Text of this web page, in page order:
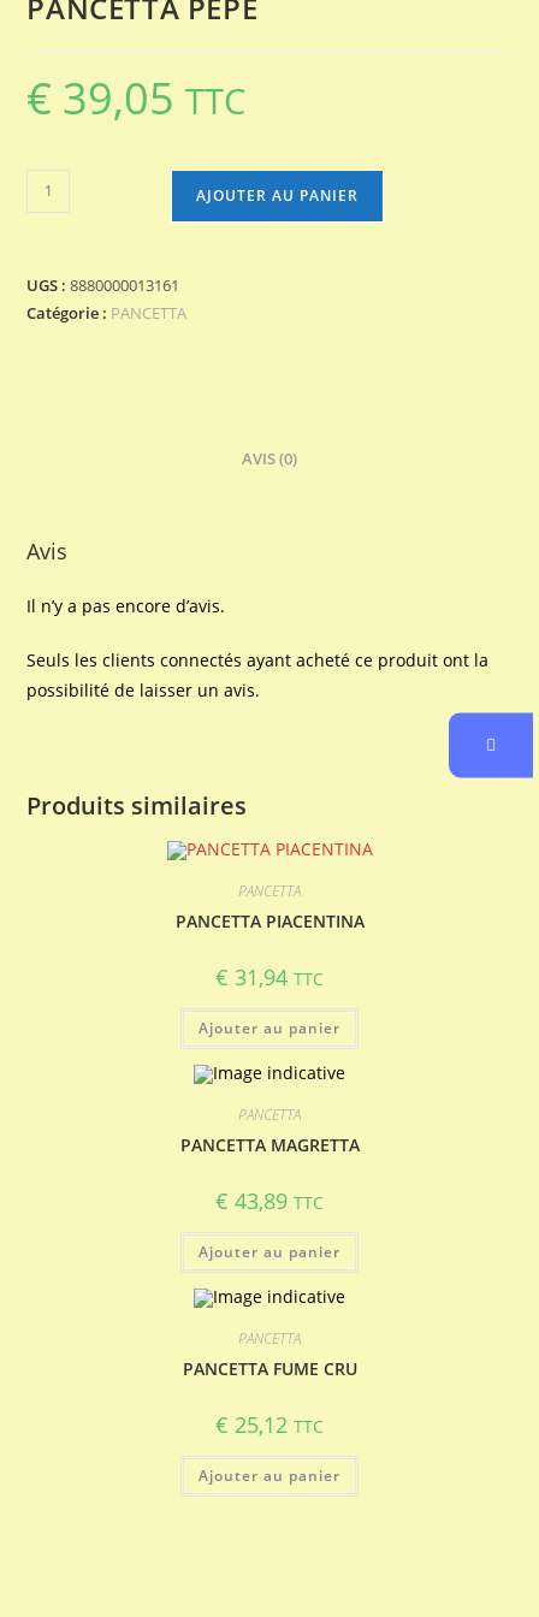
€ 39,05 TTC
quantité
de
AJOUTER AU PANIER
UGS :8880000013161
Catégorie : PANCETTA
AVIS (0)
Avis
Il n’y a pas encore d’avis.
Seuls les clients connectés ayant acheté ce produit ont la
possibilité de laisser un avis.
Produits similaires
PANCETTA
PANCETTA PIACENTINA
€ 31,94 TTC
Ajouter au panier
PANCETTA
PANCETTA MAGRETTA
€ 43,89 TTC
Ajouter au panier
PANCETTA
PANCETTA FUME CRU
€ 25,12 TTC
Ajouter au panier